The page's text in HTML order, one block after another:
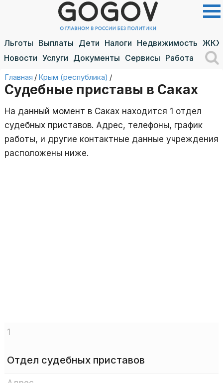
Льготы Выплаты Дети Налоги Недвижимость ЖКХ
Новости Услуги Документы Сервисы Работа
Главная / Крым (республика) /
Судебные приставы в Саках
На данный момент в Саках находится 1 отдел
судебных приставов. Адрес, телефоны, график
работы, и другие контактные данные учреждения
расположены ниже.
1
Отдел судебных приставов